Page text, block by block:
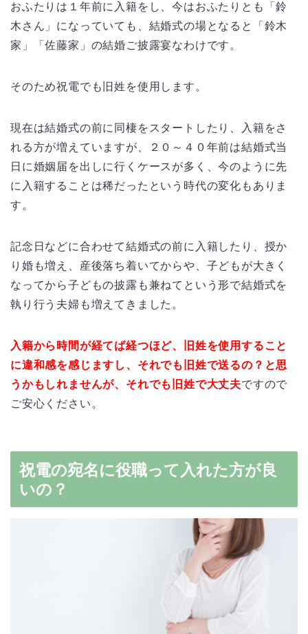
おふたりは１年前に入籍をし、今はおふたりとも「鈴
木さん」になっていても、結婚式の場となると「鈴木
家」「佐藤家」の結婚ご披露宴なわけです。
そのため祝電でも旧姓を使用します。
現在は結婚式の前に同棲をスタートしたり、入籍をさ
れる方が増えていますが、２０～４０年前は結婚式当
日に婚姻届を出しに行くケースが多く、今のように先
に入籍することは稀だったという時代の変化もありま
す。
記念日などに合わせて結婚式の前に入籍したり、授か
り婚も増え、産後落ち着いてからや、子どもが大きく
なってから子どもの披露も兼ねてという形で結婚式を
執り行う夫婦も増えてきました。
入籍から時間が経てば経つほど、旧姓を使用すること
に違和感を感じますし、それでも旧姓で送るの？と思
うかもしれませんが、それでも旧姓で大丈夫ですので
ご安心ください。
祝電の宛名に役職って入れた方が良
いの？